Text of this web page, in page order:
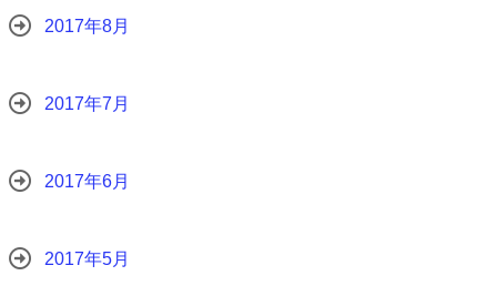
2017年8月
2017年7月
2017年6月
2017年5月